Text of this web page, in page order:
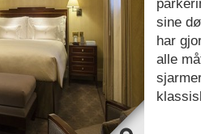
Do you own this website?
sine
har
alle